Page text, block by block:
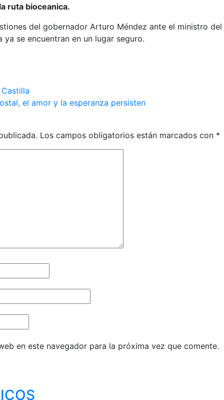
ruta bioceanica.
del gobernador Arturo Méndez ante el ministro del
se encuentran en un lugar seguro.
el amor y la esperanza persisten
Los campos obligatorios están marcados con *
en este navegador para la próxima vez que comente.